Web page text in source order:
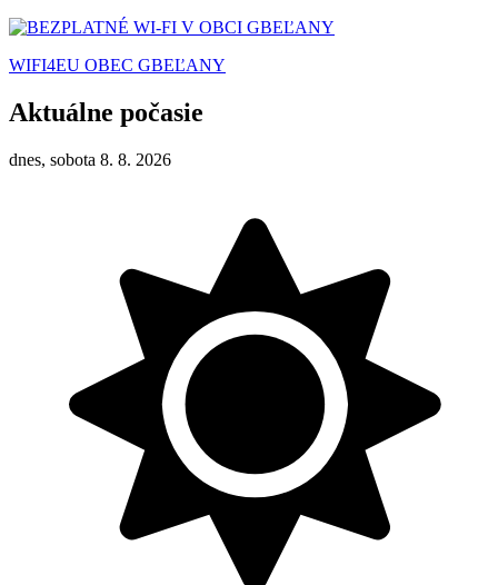
WIFI4EU OBEC GBEĽANY
Aktuálne počasie
dnes, sobota 8. 8. 2026